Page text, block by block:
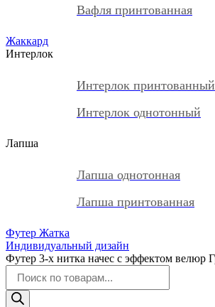
Вафля принтованная
Жаккард
Интерлок
Интерлок принтованный
Интерлок однотонный
Лапша
Лапша однотонная
Лапша принтованная
Футер Жатка
Индивидуальный дизайн
Футер 3-х нитка начес с эффектом велюр
товаров